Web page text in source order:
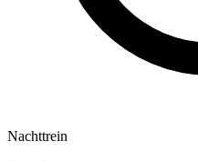
Nachttrein